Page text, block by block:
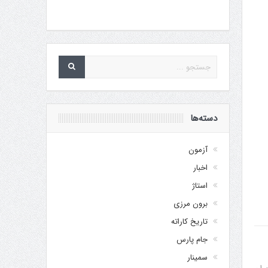
دسته‌ها
آزمون
اخبار
استاژ
برون مرزی
تاریخ کاراته
جام پارس
سمینار